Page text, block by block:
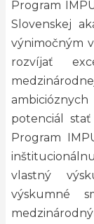
Program
Slovenskej
výnimočným
rozvíjať
potenciál
Program
vlastný
výskumné